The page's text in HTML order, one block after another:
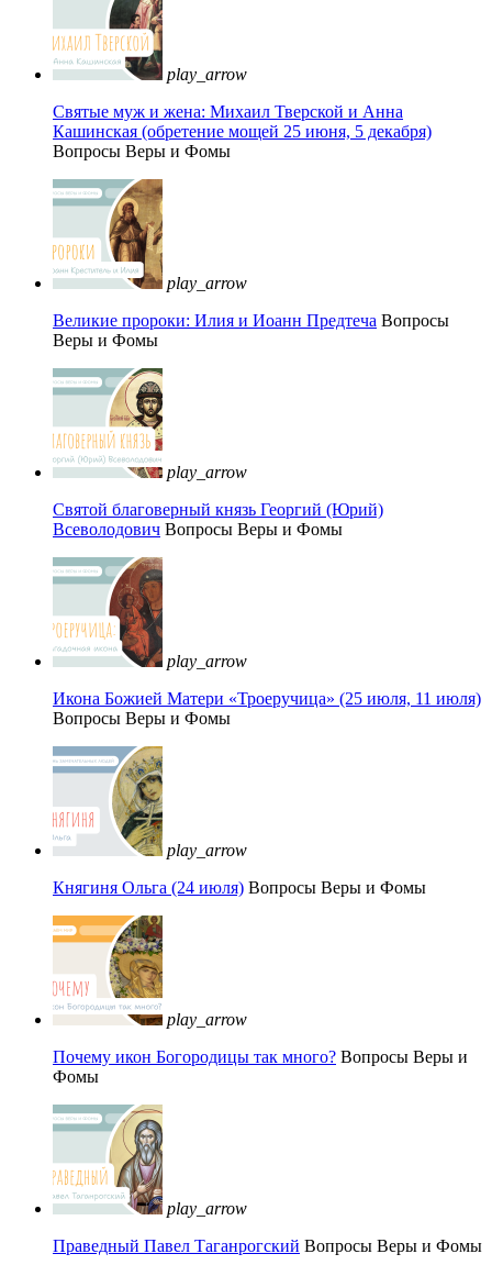
play_arrow
Святые муж и жена: Михаил Тверской и Анна
Кашинская (обретение мощей 25 июня, 5 декабря)
Вопросы Веры и Фомы
play_arrow
Великие пророки: Илия и Иоанн Предтеча Вопросы
Веры и Фомы
play_arrow
Святой благоверный князь Георгий (Юрий)
Всеволодович Вопросы Веры и Фомы
play_arrow
Икона Божией Матери «Троеручица» (25 июля, 11 июля)
Вопросы Веры и Фомы
play_arrow
Княгиня Ольга (24 июля) Вопросы Веры и Фомы
play_arrow
Почему икон Богородицы так много? Вопросы Веры и
Фомы
play_arrow
Праведный Павел Таганрогский Вопросы Веры и Фомы